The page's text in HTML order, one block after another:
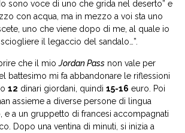
sono voce di uno che grida nel deserto” e
con acqua, ma in mezzo a voi sta uno
uno che viene dopo di me, al quale io
il legaccio del sandalo…”.
che il mioJordan Pass non vale per
battesimo mi fa abbandonare le riflessioni
12 dinari giordani, quindi 15-16 euro. Poi
assieme a diverse persone di lingua
e a un gruppetto di francesi accompagnati
Dopo una ventina di minuti, si inizia a